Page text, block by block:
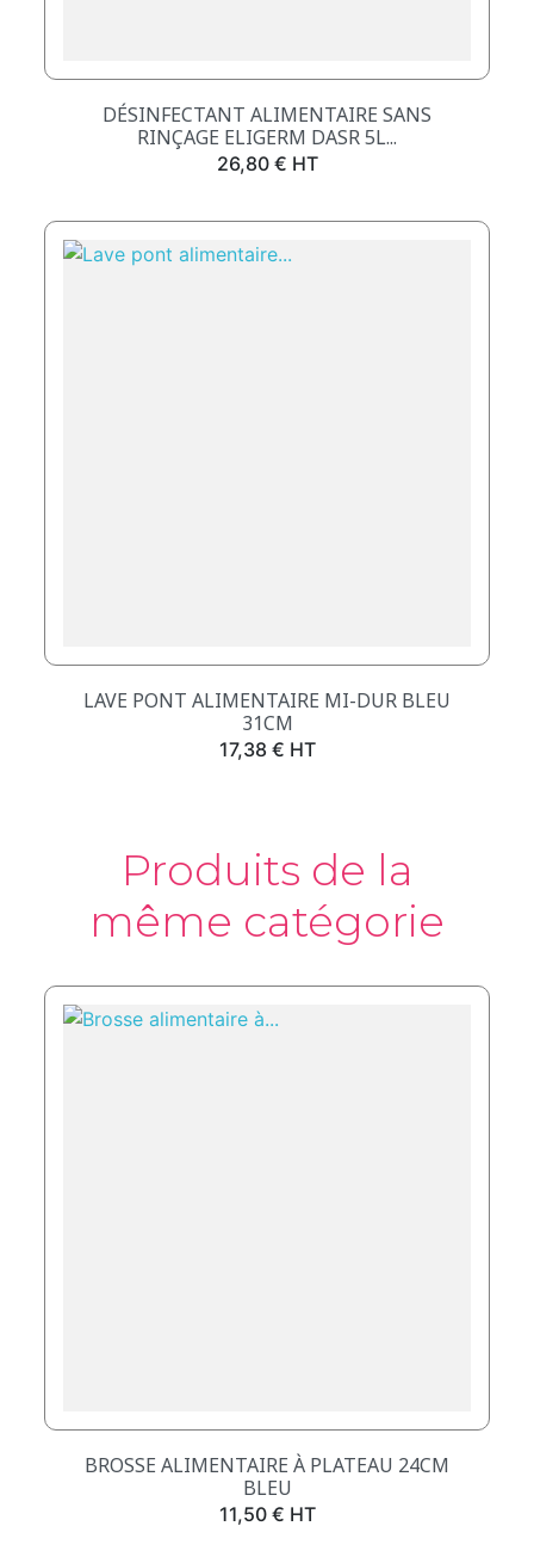
DÉSINFECTANT ALIMENTAIRE SANS
RINÇAGE ELIGERM DASR 5L...
Prix
26,80 € HT
LAVE PONT ALIMENTAIRE MI-DUR BLEU
31CM
Prix
17,38 € HT
Produits de la
même catégorie
BROSSE ALIMENTAIRE À PLATEAU 24CM
BLEU
Prix
11,50 € HT